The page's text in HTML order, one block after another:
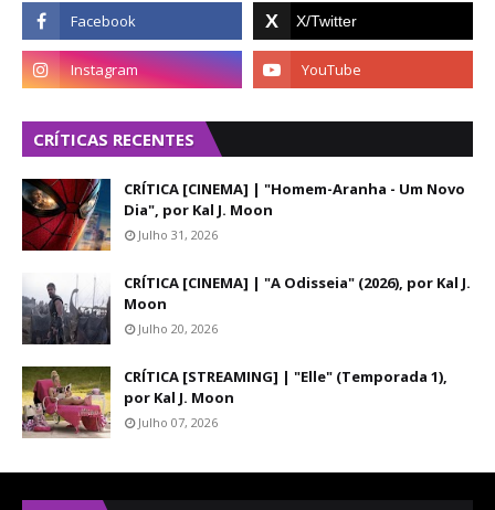
CRÍTICAS RECENTES
CRÍTICA [CINEMA] | "Homem-Aranha - Um Novo
Dia", por Kal J. Moon
Julho 31, 2026
CRÍTICA [CINEMA] | "A Odisseia" (2026), por Kal J.
Moon
Julho 20, 2026
CRÍTICA [STREAMING] | "Elle" (Temporada 1),
por Kal J. Moon
Julho 07, 2026